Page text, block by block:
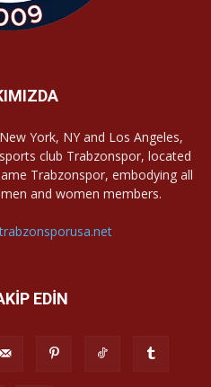
York, NY and Los Angeles,
club Trabzonspor, located
Trabzonspor, embodying all
and women members.
EDİN